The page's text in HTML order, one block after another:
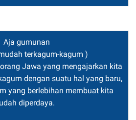
Aja gumunan
terkagum-kagum )
Jawa yang mengajarkan kita
dengan suatu hal yang baru,
yang berlebihan membuat kita
diperdaya.